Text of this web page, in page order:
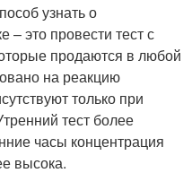
узнать о
– это провести тест с
продаются в любой
на реакцию
только при
тест более
часы концентрация
высока.